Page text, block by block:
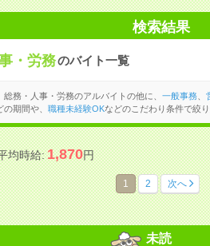
検索結果
・労務のバイト一覧
務・人事・労務のアルバイトの他に、 一般事務、
の期間や、 職種未経験OKなどのこだわり条件で絞
均時給:1,870円
1 2 次へ
未読